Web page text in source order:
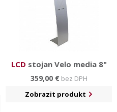
LCD stojan Velo media 8"
359,00 €bez DPH
Zobrazit produkt